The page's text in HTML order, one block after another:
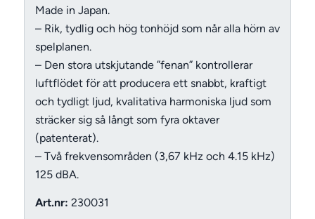
Made in Japan.
– Rik, tydlig och hög tonhöjd som når alla hörn av
spelplanen.
– Den stora utskjutande ”fenan” kontrollerar
luftflödet för att producera ett snabbt, kraftigt
och tydligt ljud, kvalitativa harmoniska ljud som
sträcker sig så långt som fyra oktaver
(patenterat).
– Två frekvensområden (3,67 kHz och 4.15 kHz)
125 dBA.
Art.nr: 230031